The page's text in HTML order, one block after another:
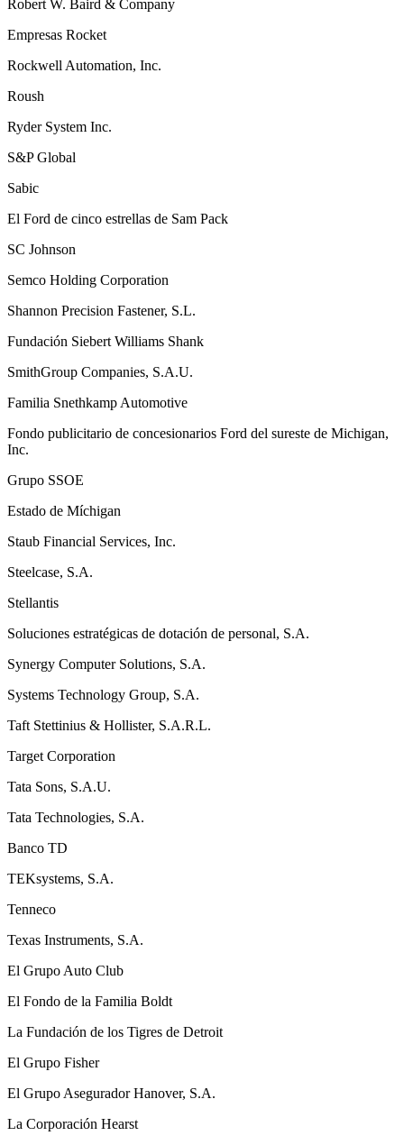
Robert W. Baird & Company
Empresas Rocket
Rockwell Automation, Inc.
Roush
Ryder System Inc.
S&P Global
Sabic
El Ford de cinco estrellas de Sam Pack
SC Johnson
Semco Holding Corporation
Shannon Precision Fastener, S.L.
Fundación Siebert Williams Shank
SmithGroup Companies, S.A.U.
Familia Snethkamp Automotive
Fondo publicitario de concesionarios Ford del sureste de Michigan,
Inc.
Grupo SSOE
Estado de Míchigan
Staub Financial Services, Inc.
Steelcase, S.A.
Stellantis
Soluciones estratégicas de dotación de personal, S.A.
Synergy Computer Solutions, S.A.
Systems Technology Group, S.A.
Taft Stettinius & Hollister, S.A.R.L.
Target Corporation
Tata Sons, S.A.U.
Tata Technologies, S.A.
Banco TD
TEKsystems, S.A.
Tenneco
Texas Instruments, S.A.
El Grupo Auto Club
El Fondo de la Familia Boldt
La Fundación de los Tigres de Detroit
El Grupo Fisher
El Grupo Asegurador Hanover, S.A.
La Corporación Hearst